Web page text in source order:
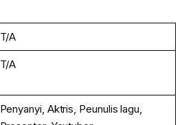
T/A
T/A
Penyanyi, Aktris, Peunulis lagu,